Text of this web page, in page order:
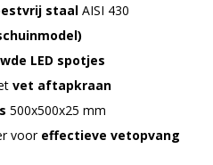
staal AISI 430
LED spotjes
vet aftapkraan
500x500x25 mm
voor effectieve vetopvang